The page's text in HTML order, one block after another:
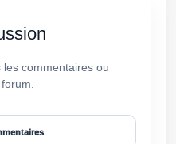
commentaires ou